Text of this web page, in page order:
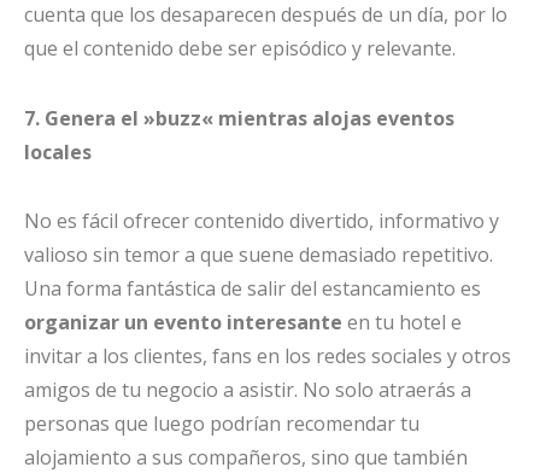
cuenta que los desaparecen después de un día, por lo
que el contenido debe ser episódico y relevante.
7. Genera el »buzz« mientras alojas eventos
locales
No es fácil ofrecer contenido divertido, informativo y
valioso sin temor a que suene demasiado repetitivo.
Una forma fantástica de salir del estancamiento es
organizar un evento interesante en tu hotel e
invitar a los clientes, fans en los redes sociales y otros
amigos de tu negocio a asistir. No solo atraerás a
personas que luego podrían recomendar tu
alojamiento a sus compañeros, sino que también